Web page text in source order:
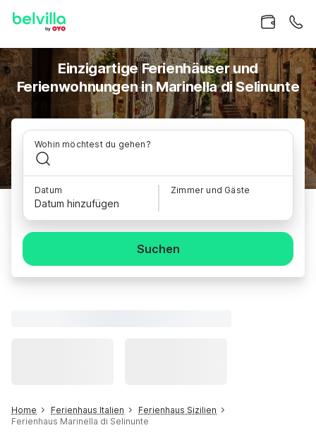
Einzigartige Ferienhäuser und
Ferienwohnungen in Marinella di Selinunte
Wohin möchtest du gehen?
Datum
Datum hinzufügen
Zimmer und Gäste
Suchen
Home Ferienhaus Italien
Ferienhaus Sizilien
Ferienhaus Marinella di Selinunte